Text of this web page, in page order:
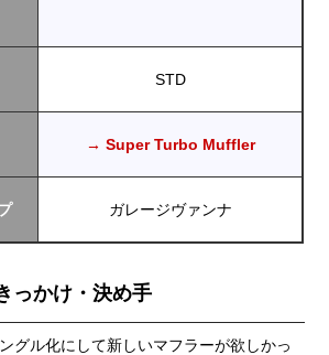
STD
→ Super Turbo Muffler
ガレージヴァンナ
っかけ・決め手
グル化にして新しいマフラーが欲しかっ